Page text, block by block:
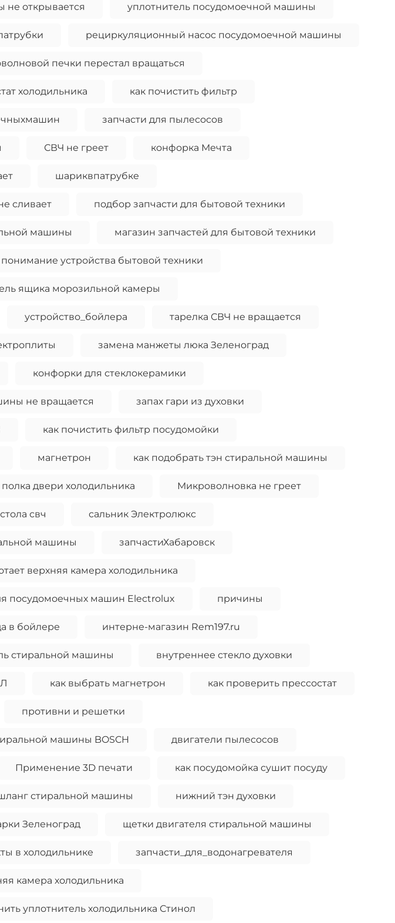
не открывается уплотнитель посудомоечной машины
рециркуляционный насос посудомоечной машины
печки перестал вращаться
холодильника как почистить фильтр
запчасти для пылесосов
СВЧ не греет конфорка Мечта
шариквпатрубке
сливает подбор запчасти для бытовой техники
машины магазин запчастей для бытовой техники
понимание устройства бытовой техники
ящика морозильной камеры
устройство_бойлера тарелка СВЧ не вращается
замена манжеты люка Зеленоград
конфорки для стеклокерамики
не вращается запах гари из духовки
как почистить фильтр посудомойки
магнетрон как подобрать тэн стиральной машины
полка двери холодильника Микроволновка не греет
свч сальник Электролюкс
машины запчастиХабаровск
верхняя камера холодильника
посудомоечных машин Electrolux причины
в бойлере интерне-магазин Rem197.ru
стиральной машины внутреннее стекло духовки
как выбрать магнетрон как проверить прессостат
противни и решетки
машины BOSCH двигатели пылесосов
Применение 3D печати как посудомойка сушит посуду
стиральной машины нижний тэн духовки
Зеленоград щетки двигателя стиральной машины
в холодильнике запчасти_для_водонагревателя
камера холодильника
уплотнитель холодильника Стинол